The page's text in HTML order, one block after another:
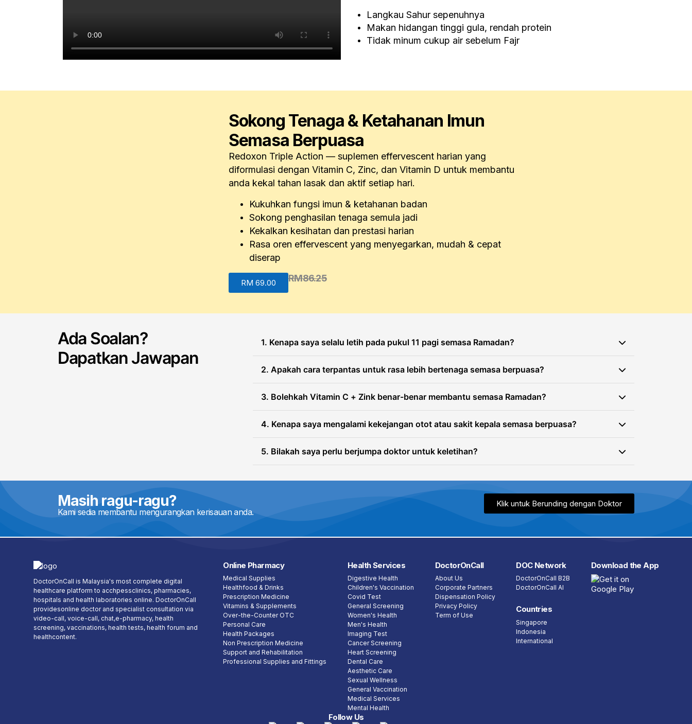
Langkau Sahur sepenuhnya
Makan hidangan tinggi gula, rendah protein
Tidak minum cukup air sebelum Fajr
Sokong Tenaga & Ketahanan Imun
Semasa Berpuasa
Redoxon Triple Action — suplemen effervescent harian yang
diformulasi dengan Vitamin C, Zinc, dan Vitamin D untuk membantu
anda kekal tahan lasak dan aktif setiap hari.
Kukuhkan fungsi imun & ketahanan badan
Sokong penghasilan tenaga semula jadi
Kekalkan kesihatan dan prestasi harian
Rasa oren effervescent yang menyegarkan, mudah & cepat
diserap
RM 69.00 RM86.25
Ada Soalan?
Dapatkan Jawapan
1. Kenapa saya selalu letih pada pukul 11 pagi semasa Ramadan?
Badan anda mungkin mengalami dehidrasi dan tahap elektrolit rendah selepas berpuasa
sepanjang hari, menyebabkan keletihan, sakit kepala, dan lemah. Menyokong penghidratan
dan tenaga dari awal membantu anda mengelakkan rasa letih tiba-tiba.
2. Apakah cara terpantas untuk rasa lebih bertenaga semasa berpuasa?
Fokus pada penghidratan yang betul selepas iftar, sahur seimbang dengan protein, dan
sokongan Vitamin C, B-complex, dan elektrolit setiap hariuntuk mengekalkan tenaga yang
stabil sepanjang hari.
3. Bolehkah Vitamin C + Zink benar-benar membantu semasa Ramadan?
Ya.Vitamin C dan Zink menyokong pertahanan imun dan mengurangkan keletihan
anda kekal produktif di tempat kerja dan kuat semasa solat taraweeh.
4. Kenapa saya mengalami kekejangan otot atau sakit kepala semasa berpuasa?
Ini biasanya berlaku disebabkan ketidakseimbangan elektrolit dan pengambilan cecair yang
tidak mencukupi, terutamanya jika anda berpeluh sepanjang hari. Menggantikan elektrolit
selepas iftar membantu menyokong keseimbangan otot dan penghidratan.
5. Bilakah saya perlu berjumpa doktor untuk keletihan?
Masih ragu-ragu?
Kami sedia membantu mengurangkan kerisauan anda.
Klik untuk Berunding dengan Doktor
DoctorOnCall is Malaysia's most complete digital
healthcare platform to acchpessclinics, pharmacies,
hospitals and health laboratories online. DoctorOnCall
providesonline doctor and specialist consultation via
video-call, voice-call, chat,e-pharmacy, health
screening, vaccinations, health tests, health forum and
healthcontent.
Online Pharmacy
Medical Supplies
Healthfood & Drinks
Prescription Medicine
Vitamins & Supplements
Over-the-Counter OTC
Personal Care
Health Packages
Non Prescription Medicine
Support and Rehabilitation
Professional Supplies and Fittings
Health Services
Digestive Health
Children's Vaccination
Covid Test
General Screening
Women's Health
Men's Health
Imaging Test
Cancer Screening
Heart Screening
Dental Care
Aesthetic Care
Sexual Wellness
General Vaccination
Medical Services
Mental Health
DoctorOnCall
About Us
Corporate Partners
Dispensation Policy
Privacy Policy
Term of Use
DOC Network
DoctorOnCall B2B
DoctorOnCall AI
Countries
Singapore
Indonesia
International
Download the App
Follow Us